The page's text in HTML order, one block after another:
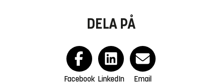
DELA PÅ
Facebook LinkedIn Email